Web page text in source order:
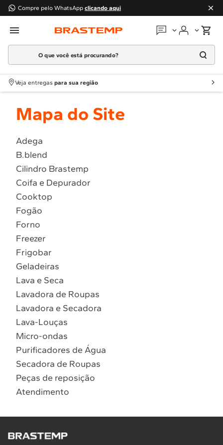
Compre pelo WhatsApp clicando aqui
Em que podemos
Atendimento Brastemp
Localizar assistência técnica
O que você está procurando?
Termos mais buscados
1º Geladeira
2
Fogao
4 º Lava Louça
5 º Cooktop
6º Microondas Brastemp
7º Forno
8º Embutir
9º Lava Seca
Veja entregas para sua região
Mapa do Site
Adega
B.blend
Cilindro Brastemp
Coifa e Depurador
Cooktop
Fogão
Forno
Freezer
Frigobar
Geladeiras
Lava e Seca
Lavadora de Roupas
Lavadora e Secadora
Lava-Louças
Micro-ondas
Purificadores de Água
Secadora de Roupas
Peças de reposição
Atendimento